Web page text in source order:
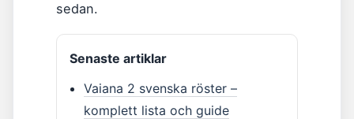
sedan.
Senaste artiklar
Vaiana 2 svenska röster –
komplett lista och guide